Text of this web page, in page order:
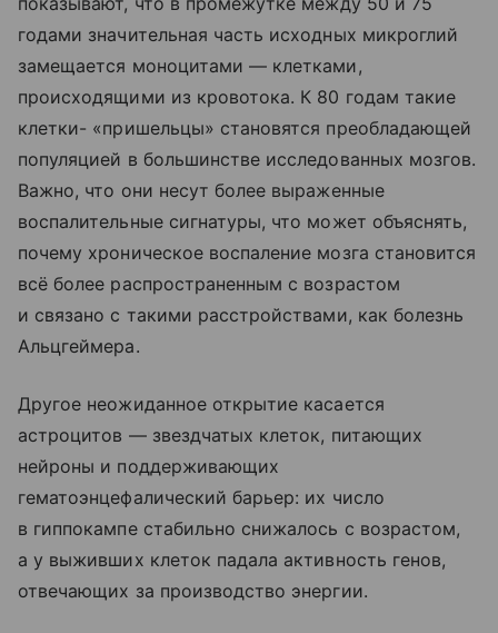
годами значительная часть исходных микроглий
замещается моноцитами — клетками,
происходящими из кровотока. К 80 годам такие
клетки- «пришельцы» становятся преобладающей
популяцией в большинстве исследованных мозгов.
Важно, что они несут более выраженные
воспалительные сигнатуры, что может объяснять,
почему хроническое воспаление мозга становится
всё более распространенным с возрастом
и связано с такими расстройствами, как болезнь
Альцгеймера.
Другое неожиданное открытие касается
астроцитов — звездчатых клеток, питающих
нейроны и поддерживающих
гематоэнцефалический барьер: их число
в гиппокампе стабильно снижалось с возрастом,
а у выживших клеток падала активность генов,
отвечающих за производство энергии.